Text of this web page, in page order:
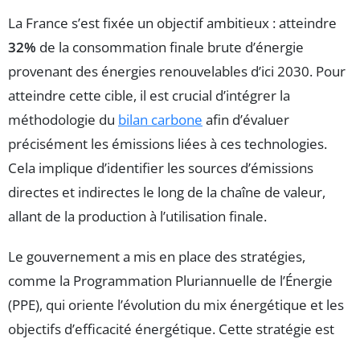
La France s’est fixée un objectif ambitieux : atteindre
32% de la consommation finale brute d’énergie
provenant des énergies renouvelables d’ici 2030. Pour
atteindre cette cible, il est crucial d’intégrer la
méthodologie du bilan carbone afin d’évaluer
précisément les émissions liées à ces technologies.
Cela implique d’identifier les sources d’émissions
directes et indirectes le long de la chaîne de valeur,
allant de la production à l’utilisation finale.
Le gouvernement a mis en place des stratégies,
comme la Programmation Pluriannuelle de l’Énergie
(PPE), qui oriente l’évolution du mix énergétique et les
objectifs d’efficacité énergétique. Cette stratégie est